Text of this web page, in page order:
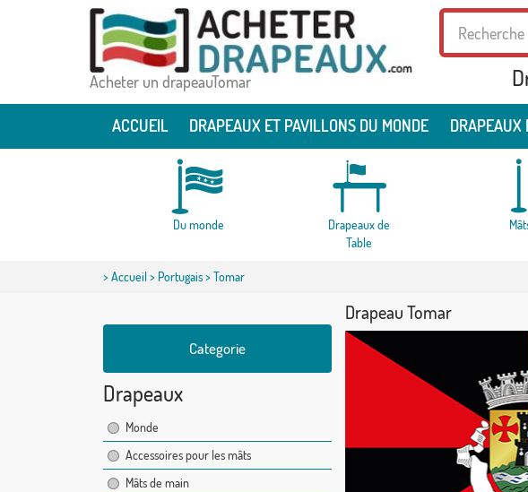
Acheter un drapeauTomar
ACCUEIL DRAPEAUX ET PAVILLONS DU MONDE DRAPEAUX
Du monde
Drapeaux de
Table
>Accueil> Portugais> Tomar
Categorie
Drapeaux
Monde
Accessoires pour les mâts
Mâts de main
Drapeau Tomar